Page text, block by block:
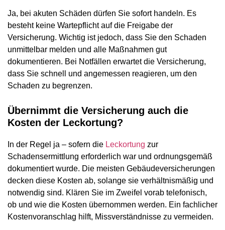
Ja, bei akuten Schäden dürfen Sie sofort handeln. Es
besteht keine Wartepflicht auf die Freigabe der
Versicherung. Wichtig ist jedoch, dass Sie den Schaden
unmittelbar melden und alle Maßnahmen gut
dokumentieren. Bei Notfällen erwartet die Versicherung,
dass Sie schnell und angemessen reagieren, um den
Schaden zu begrenzen.
Übernimmt die Versicherung auch die
Kosten der Leckortung?
In der Regel ja – sofern die Leckortung zur
Schadensermittlung erforderlich war und ordnungsgemäß
dokumentiert wurde. Die meisten Gebäudeversicherungen
decken diese Kosten ab, solange sie verhältnismäßig und
notwendig sind. Klären Sie im Zweifel vorab telefonisch,
ob und wie die Kosten übernommen werden. Ein fachlicher
Kostenvoranschlag hilft, Missverständnisse zu vermeiden.